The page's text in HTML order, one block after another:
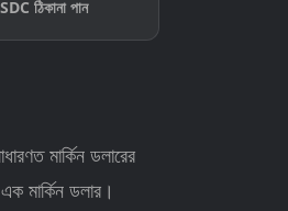
ঠিকানা পান
মার্কিন ডলারের
মার্কিন ডলার।